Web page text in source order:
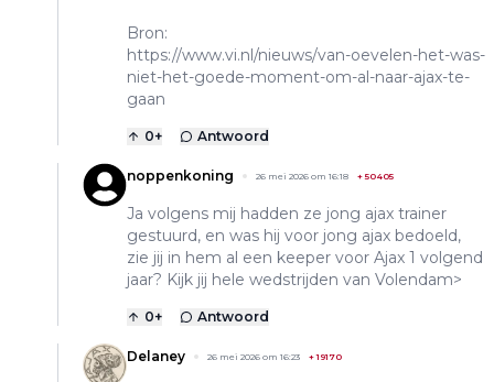
Bron:
https://www.vi.nl/nieuws/van-oevelen-het-was-
niet-het-goede-moment-om-al-naar-ajax-te-
gaan
0+ Antwoord
noppenkoning 26 mei 2026 om 16:18 + 50405
Ja volgens mij hadden ze jong ajax trainer
gestuurd, en was hij voor jong ajax bedoeld,
zie jij in hem al een keeper voor Ajax 1 volgend
jaar? Kijk jij hele wedstrijden van Volendam>
0+ Antwoord
Delaney 26 mei 2026 om 16:23 +19170